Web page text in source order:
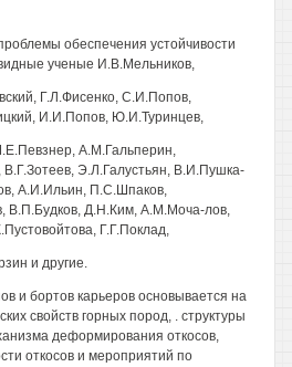
обеспечения устойчивости
ученые И.В.Мельников,
Г.Л.Фисенко, С.И.Попов,
И.И.Попов, Ю.И.Туринцев,
А.М.Гальперин,
Э.Л.Галустьян, В.И.Пушка-
А.И.Ильин, П.С.Шпаков,
В.П.Будков, Д.Н.Ким, А.М.Моча-лов,
Г.Г.Поклад,
и другие.
и бортов карьеров основывается на
свойств горных пород, . структуры
деформирования откосов,
откосов и мероприятий по